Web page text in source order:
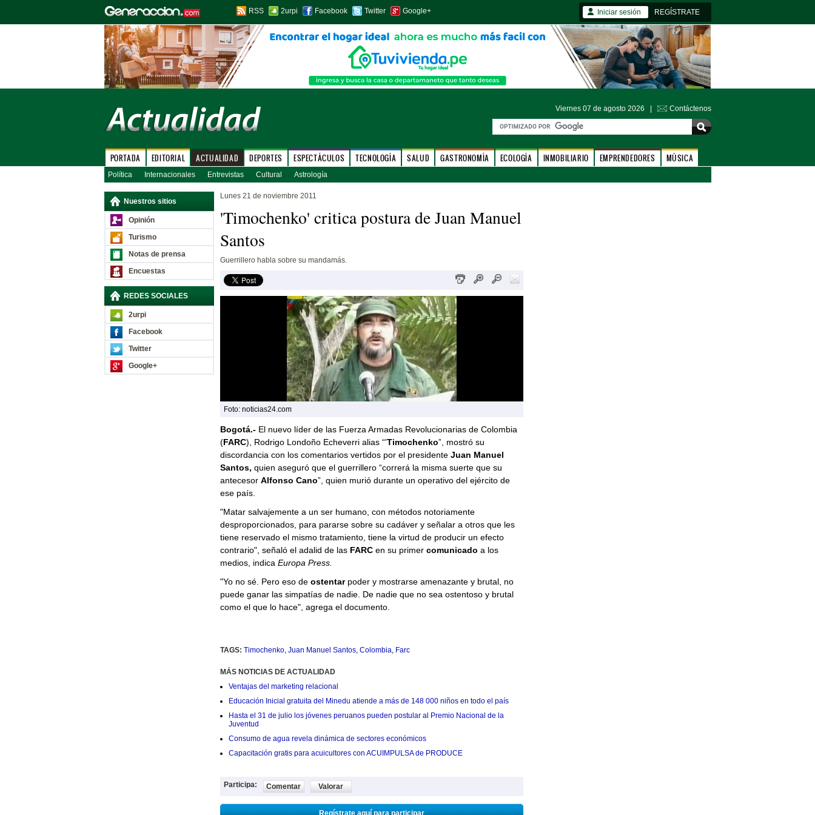
RSS 2urpi Facebook Twitter Google+ Iniciar sesión REGÍSTRATE
Viernes 07 de agosto 2026 | Contáctenos
PORTADA EDITORIAL ACTUALIDAD DEPORTES ESPECTÁCULOS TECNOLOGÍA SALUD GASTRONOMÍA ECOLOGÍA INMOBILIARIO EMPRENDEDORES MÚSICA
Política Internacionales Entrevistas Cultural Astrología
Nuestros sitios
Opinión
Turismo
Notas de prensa
Encuestas
REDES SOCIALES
2urpi
Facebook
Twitter
Google+
Lunes 21 de noviembre 2011
'Timochenko' critica postura de Juan Manuel
Santos
Guerrillero habla sobre su mandamás.
Foto: noticias24.com
Bogotá.- El nuevo líder de las Fuerza Armadas Revolucionarias de Colombia
(FARC), Rodrigo Londoño Echeverri alias “'Timochenko”, mostró su
discordancia con los comentarios vertidos por el presidente Juan Manuel
Santos, quien aseguró que el guerrillero “correrá la misma suerte que su
antecesor Alfonso Cano”, quien murió durante un operativo del ejército de
ese país.
"Matar salvajemente a un ser humano, con métodos notoriamente
desproporcionados, para pararse sobre su cadáver y señalar a otros que les
tiene reservado el mismo tratamiento, tiene la virtud de producir un efecto
contrario", señaló el adalid de las FARC en su primer comunicado a los
medios, indica Europa Press.
"Yo no sé. Pero eso de ostentar poder y mostrarse amenazante y brutal, no
puede ganar las simpatías de nadie. De nadie que no sea ostentoso y brutal
como el que lo hace", agrega el documento.
TAGS: Timochenko, Juan Manuel Santos, Colombia, Farc
MÁS NOTICIAS DE ACTUALIDAD
Ventajas del marketing relacional
Educación Inicial gratuita del Minedu atiende a más de 148 000 niños en todo el país
Hasta el 31 de julio los jóvenes peruanos pueden postular al Premio Nacional de la
Juventud
Consumo de agua revela dinámica de sectores económicos
Capacitación gratis para acuicultores con ACUIMPULSA de PRODUCE
Participa: Comentar Valorar
Regístrate aquí para participar